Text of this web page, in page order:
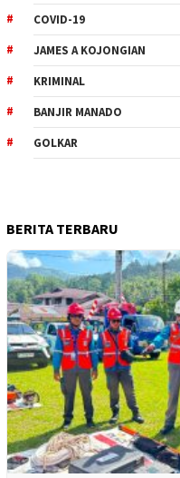
COVID-19
JAMES A KOJONGIAN
KRIMINAL
BANJIR MANADO
GOLKAR
BERITA TERBARU